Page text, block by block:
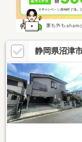
静岡県沼津